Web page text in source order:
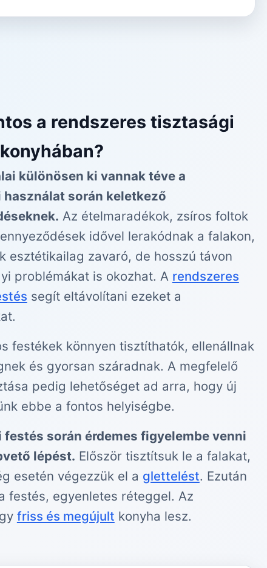
a rendszeres tisztasági
különösen ki vannak téve a
használat során keletkező
Az ételmaradékok, zsíros foltok
idővel lerakódnak a falakon,
esztétikailag zavaró, de hosszú távon
problémákat is okozhat. A rendszeres
segít eltávolítani ezeket a
festékek könnyen tisztíthatók, ellenállnak
és gyorsan száradnak. A megfelelő
pedig lehetőséget ad arra, hogy új
ebbe a fontos helyiségbe.
során érdemes figyelembe venni
lépést. Először tisztítsuk le a falakat,
esetén végezzük el a glettelést. Ezután
festés, egyenletes réteggel. Az
friss és megújult konyha lesz.